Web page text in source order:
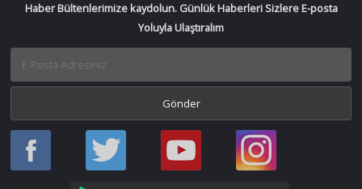
Haber Bültenlerimize kaydolun. Günlük Haberleri Sizlere E-posta
Yoluyla Ulaştıralım
Haber
Oku
Haber
Oku
Bir
Haber
Bir
Haber